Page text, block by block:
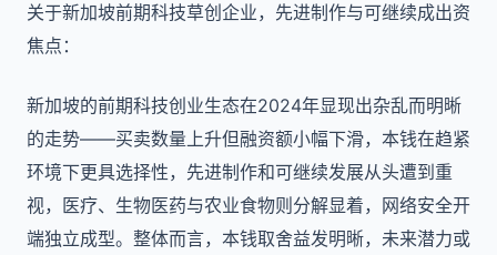
关于新加坡前期科技草创企业，先进制作与可继续成出资
焦点：
新加坡的前期科技创业生态在2024年显现出杂乱而明晰
的走势——买卖数量上升但融资额小幅下滑，本钱在趋紧
环境下更具选择性，先进制作和可继续发展从头遭到重
视，医疗、生物医药与农业食物则分解显着，网络安全开
端独立成型。整体而言，本钱取舍益发明晰，未来潜力或